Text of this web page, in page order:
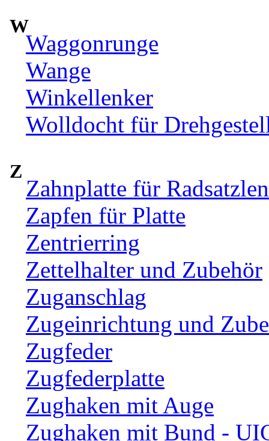
W
Waggonrunge
Wange
Winkellenker
Wolldocht für
Z
Zahnplatte für
Zapfen für Platte
Zentrierring
Zettelhalter und Zubehör
Zuganschlag
Zugeinrichtung und
Zugfeder
Zugfederplatte
Zughaken mit Auge
Zughaken mit Bund -